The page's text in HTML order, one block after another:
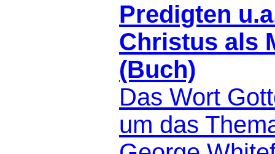
Predigten
Christus als
(Buch)
Das Wort
um das